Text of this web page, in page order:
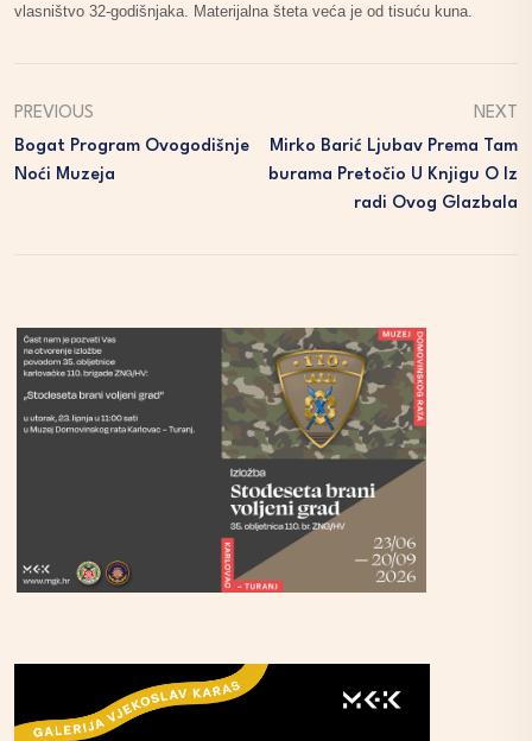
vlasništvo 32-godišnjaka. Materijalna šteta veća je od tisuću kuna.
PREVIOUS
Bogat Program Ovogodišnje
Noći Muzeja
NEXT
Mirko Barić Ljubav Prema Tam
Burama Pretočio U Knjigu O Iz
Radi Ovog Glazbala